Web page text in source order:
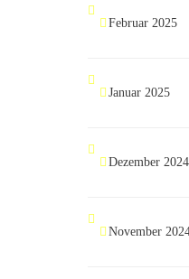
Februar 2025
Januar 2025
Dezember 2024
November